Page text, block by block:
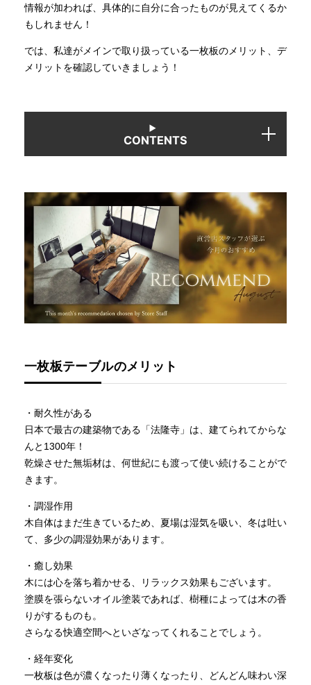
INFORMATION
MOKUBA CHANNEL
よくあるご質問
お問い合わせ
情報が加われば、具体的に自分に合ったものが見えてくるか
もしれません！
では、私達がメインで取り扱っている一枚板のメリット、デ
メリットを確認していきましょう！
CONTENTS
一枚板テーブルのメリット
・耐久性がある
日本で最古の建築物である「法隆寺」は、建てられてからな
んと1300年！
乾燥させた無垢材は、何世紀にも渡って使い続けることがで
きます。
・調湿作用
木自体はまだ生きているため、夏場は湿気を吸い、冬は吐い
て、多少の調湿効果があります。
・癒し効果
木には心を落ち着かせる、リラックス効果もございます。
塗膜を張らないオイル塗装であれば、樹種によっては木の香
りがするものも。
さらなる快適空間へといざなってくれることでしょう。
・経年変化
一枚板は色が濃くなったり薄くなったり、どんどん味わい深